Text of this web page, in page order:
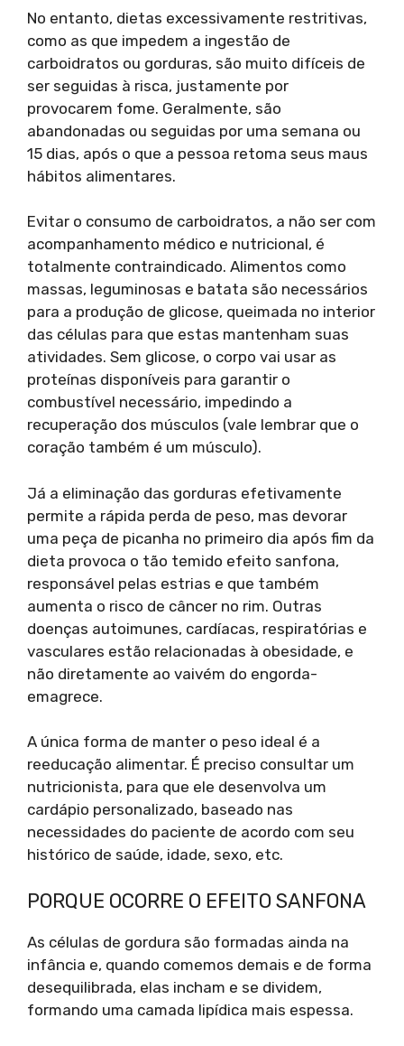
No entanto, dietas excessivamente restritivas,
como as que impedem a ingestão de
carboidratos ou gorduras, são muito difíceis de
ser seguidas à risca, justamente por
provocarem fome. Geralmente, são
abandonadas ou seguidas por uma semana ou
15 dias, após o que a pessoa retoma seus maus
hábitos alimentares.
Evitar o consumo de carboidratos, a não ser com
acompanhamento médico e nutricional, é
totalmente contraindicado. Alimentos como
massas, leguminosas e batata são necessários
para a produção de glicose, queimada no interior
das células para que estas mantenham suas
atividades. Sem glicose, o corpo vai usar as
proteínas disponíveis para garantir o
combustível necessário, impedindo a
recuperação dos músculos (vale lembrar que o
coração também é um músculo).
Já a eliminação das gorduras efetivamente
permite a rápida perda de peso, mas devorar
uma peça de picanha no primeiro dia após fim da
dieta provoca o tão temido efeito sanfona,
responsável pelas estrias e que também
aumenta o risco de câncer no rim. Outras
doenças autoimunes, cardíacas, respiratórias e
vasculares estão relacionadas à obesidade, e
não diretamente ao vaivém do engorda-
emagrece.
A única forma de manter o peso ideal é a
reeducação alimentar. É preciso consultar um
nutricionista, para que ele desenvolva um
cardápio personalizado, baseado nas
necessidades do paciente de acordo com seu
histórico de saúde, idade, sexo, etc.
PORQUE OCORRE O EFEITO SANFONA
As células de gordura são formadas ainda na
infância e, quando comemos demais e de forma
desequilibrada, elas incham e se dividem,
formando uma camada lipídica mais espessa.